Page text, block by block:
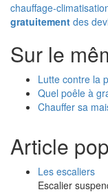
chauffage-
gratuitement des
Sur le
Lutte contre la
Quel poêle à
Chauffer sa
Article
Les escaliers
Escalier